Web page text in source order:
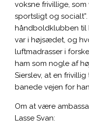
voksne frivillige,
sportsligt og
håndboldklubben til
var i højsædet, og
luftmadrasser i
ham som nogle af
Sierslev, at en
banede vejen for
Om at være
Lasse Svan: